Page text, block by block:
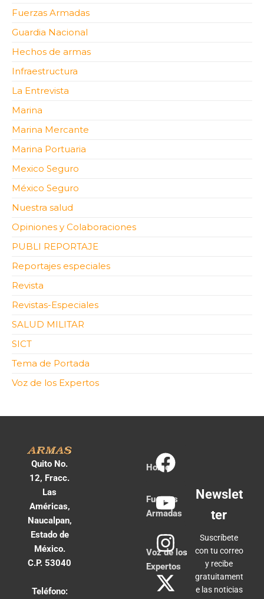
Fuerzas Armadas
Guardia Nacional
Hechos de armas
Infraestructura
La Entrevista
Marina
Marina Mercante
Marina Portuaria
Mexico Seguro
México Seguro
Nuestra salud
Opiniones y Colaboraciones
PUBLI REPORTAJE
Reportajes especiales
Revista
Revistas-Especiales
SALUD MILITAR
SICT
Tema de Portada
Voz de los Expertos
Quito No.
12, Fracc.
Las
Américas,
Naucalpan,
Estado de
México.
C.P. 53040
Teléfono:
Home
Fuerzas
Armadas
Voz de los
Expertos
Newslet
ter
Suscríbete
con tu correo
y recibe
gratuitament
e las noticias